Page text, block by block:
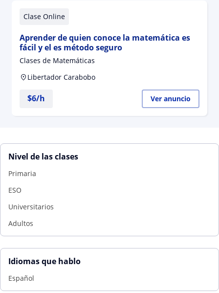
Clase Online
Aprender de quien conoce la matemática es
fácil y el es método seguro
Clases de Matemáticas
Libertador Carabobo
$6/h Ver anuncio
Nivel de las clases
Primaria
ESO
Universitarios
Adultos
Idiomas que hablo
Español